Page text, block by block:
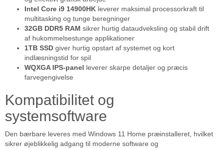
Intel Core i9 14900HK leverer maksimal processorkraft til
multitasking og tunge beregninger
32GB DDR5 RAM sikrer hurtig dataudveksling og stabil drift
af hukommelsestunge applikationer
1TB SSD giver hurtig opstart af systemet og kort
indlæsningstid for spil
WQXGA IPS-panel leverer skarpe detaljer og præcis
farvegengivelse
Kompatibilitet og
systemsoftware
Den bærbare leveres med Windows 11 Home præinstalleret, hvilket
sikrer øjeblikkelig adgang til moderne software og